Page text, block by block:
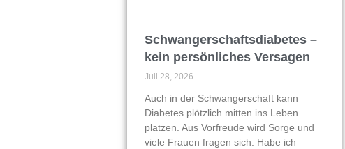
Schwangerschaftsdiabetes –
kein persönliches Versagen
Juli 28, 2026
Auch in der Schwangerschaft kann
Diabetes plötzlich mitten ins Leben
platzen. Aus Vorfreude wird Sorge und
viele Frauen fragen sich: Habe ich